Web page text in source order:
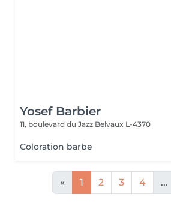
Yosef Barbier
11, boulevard du Jazz Belvaux L-4370
Coloration barbe
« 1 2 3 4 ...